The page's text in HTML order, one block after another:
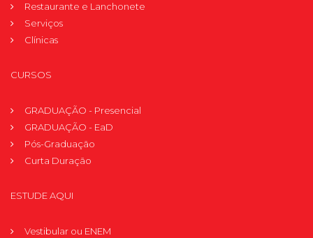
Restaurante e Lanchonete
Serviços
Clínicas
CURSOS
GRADUAÇÃO - Presencial
GRADUAÇÃO - EaD
Pós-Graduação
Curta Duração
ESTUDE AQUI
Vestibular ou ENEM